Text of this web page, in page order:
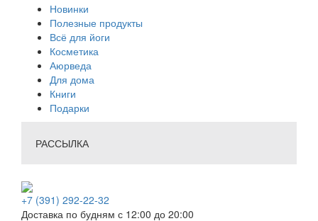
Новинки
Полезные продукты
Всё для йоги
Косметика
Аюрведа
Для дома
Книги
Подарки
РАССЫЛКА
+7 (391) 292-22-32
Доставка по будням с 12:00 до 20:00